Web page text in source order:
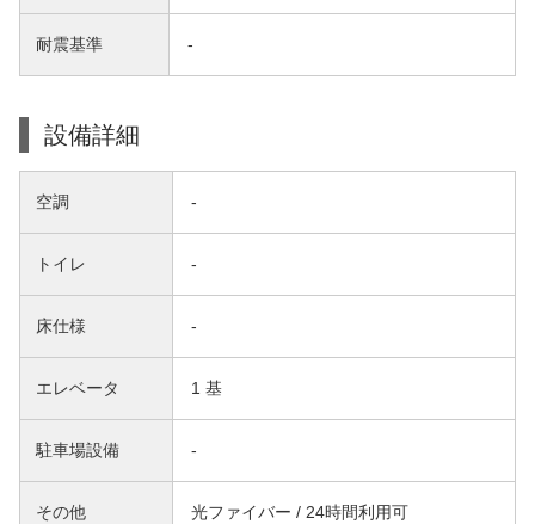
耐震基準 -
設備詳細
空調 -
トイレ -
床仕様 -
エレベータ 1 基
駐車場設備 -
その他 光ファイバー / 24時間利用可